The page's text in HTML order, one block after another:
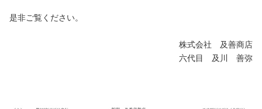
是非ご覧ください。
株式会社 及善商店
六代目 及川 善弥